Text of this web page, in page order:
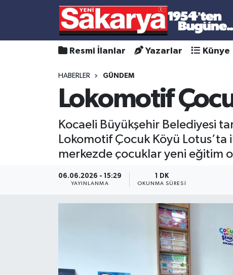
Resmi İlanlar Yazarlar Künye
HABERLER GÜNDEM
Lokomotif
Kocaeli Büyükşehir Belediyesi
Lokomotif Çocuk Köyü Lotus’ta
merkezde çocuklar yeni eğitim
06.06.2026 - 15:29
YAYINLANMA
1 DK
OKUNMA SÜRESI